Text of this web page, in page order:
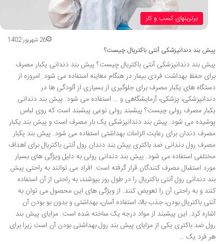
برترینهای کسب و کار
26 شهریور 1402
پیش بند دندانپزشکی آنتی باکتریال چیست؟
پیش بند دندانپزشکی آنتی باکتریال چیست؟ پیش بند دندانی یکبار مصرف
برای حفظ بهداشت فردی بیمار در هنگام معاینه استفاده می شود. امروزه از
دستگاه های یکبار مصرف برای جلوگیری از بسیاری از آلودگی ها در
دندانپزشکی، پزشکی، آزمایشگاهی و … استفاده می شود. پیش بند دندانی
یکبار مصرف رولی چیست؟ پیشبند رولی نوعی پیشبند است که روی لباس
پوشیده می شود. پیش بند دندانپزشکی یک بار مصرف است و پیش بند یکبار
مصرف دندان برای رعایت الزامات بهداشتی استفاده می شود. پیش بند یکبار
مصرف رول دندانی ضد باکتری پیش بند دندان رول آنتی باکتریال برای اهداف
مختلفی استفاده می شود. پیش بند دندانی رولی به دلیل ویژگی های بسیار
مورد استقبال مصرف کنندگان قرار گرفته است. افراد می توانند به راحتی پیش
بند دندانی رول آنتی باکتریال را در طول روز بپوشند، به راحتی از آن استفاده
کنند و به راحتی آن را تعویض کنند. از ویژگی های این محصول می توان به
آنتی باکتریال بودن، جذب بالا، استفاده آسان، بهداشتی و بدون بو بودن آن
اشاره کرد. این پیشبند از مواد درجه یک ساخته شده است. مزایای پیش بند
رول ضد باکتری یکی از مزایای پیش بند رول بهداشتی بودن آن است زیرا برای
هر فرد یک …